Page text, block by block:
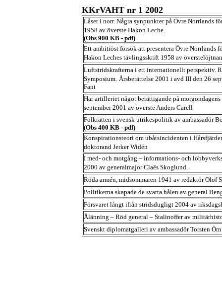
KKrVAHT nr 1 2002
Låset i norr. Några synpunkter på Övre Norrlands
1958 av överste Hakon Leche.
(Obs 900 KB - pdf)
Ett ambitiöst försök att presentera Övre Norrlands
Hakon Leches tävlingsskrift 1958 av
Luftstridskrafterna i ett internationellt perspektiv.
Symposium. Årsberättelse 2001 i avd III den 26
Fant
Har artilleriet något berättigande på
september 2001 av överste Anders Carell
Folkrätten i svensk utrikespolitik av ambassadör
(Obs 400 KB - pdf)
Konspirationsteori om ubåtsincidenten i
doktorand Jerker Widén
I med- och motgång – informations- och
2000 av generalmajor Claës Skoglund.
Röda armén, midsommaren 1941 av redaktör Olof
Politikerna skapade de svarta hålen av general
Försvaret långt ifrån stridsdugligt 2004 av
Ålänning – Röd general – Stalinoffer av
Svenskt diplomatgalleri av ambassadör Torsten Örn